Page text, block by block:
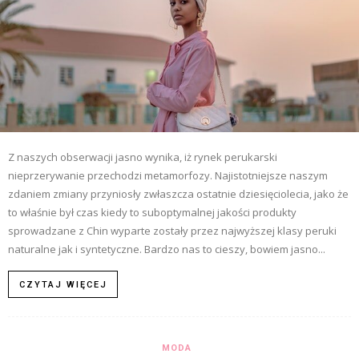
Z naszych obserwacji jasno wynika, iż rynek perukarski
nieprzerywanie przechodzi metamorfozy. Najistotniejsze naszym
zdaniem zmiany przyniosły zwłaszcza ostatnie dziesięciolecia, jako że
to właśnie był czas kiedy to suboptymalnej jakości produkty
sprowadzane z Chin wyparte zostały przez najwyższej klasy peruki
naturalne jak i syntetyczne. Bardzo nas to cieszy, bowiem jasno...
CZYTAJ WIĘCEJ
MODA